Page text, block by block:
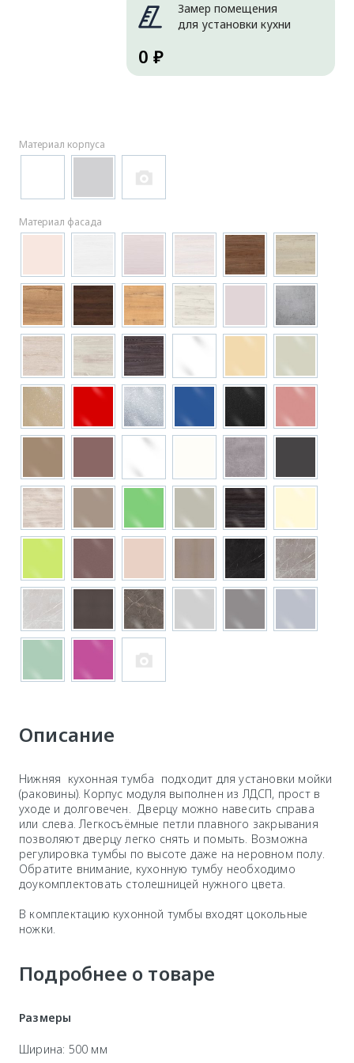
Замер помещения
для установки кухни
0 ₽
Материал корпуса
Материал фасада
Описание
Нижняя кухонная тумба подходит для установки мойки
(раковины). Корпус модуля выполнен из ЛДСП, прост в
уходе и долговечен. Дверцу можно навесить справа
или слева. Легкосъёмные петли плавного закрывания
позволяют дверцу легко снять и помыть. Возможна
регулировка тумбы по высоте даже на неровном полу.
Обратите внимание, кухонную тумбу необходимо
доукомплектовать столешницей нужного цвета.
В комплектацию кухонной тумбы входят цокольные
ножки.
Подробнее о товаре
Размеры
Ширина: 500 мм